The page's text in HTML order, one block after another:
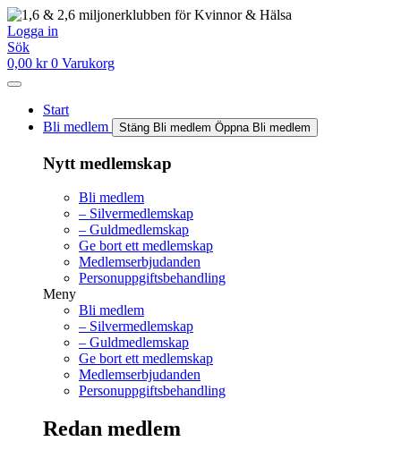
Hoppa
till
innehåll
Logga in
Sök
0,00 kr 0 Varukorg
Start
Bli medlem
Stäng Bli medlem Öppna Bli medlem
Nytt medlemskap
Bli medlem
– Silvermedlemskap
– Guldmedlemskap
Ge bort ett medlemskap
Medlemserbjudanden
Personuppgiftsbehandling
Meny
Bli medlem
– Silvermedlemskap
– Guldmedlemskap
Ge bort ett medlemskap
Medlemserbjudanden
Personuppgiftsbehandling
Redan medlem